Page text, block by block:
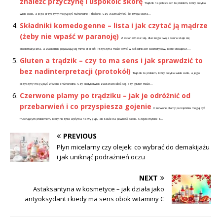
Trądzik na policzkach to problem, który dotyka
wiele osób, a jego przyczyny mogą być różnorodne i złożone. Czy zauważyłeś, że Twoja skóra...
Składniki komedogenne – lista i jak czytać ją mądrze
(żeby nie wpaść w paranoję)
Zastanawiasz się, dlaczego twoja skóra staje się
problematyczna, a zaskórniki pojawiają się mimo starań? Przyczyna może tkwić w składnikach kosmetyków, które stosujesz....
Gluten a trądzik – czy to ma sens i jak sprawdzić to
bez nadinterpretacji (protokół)
Trądzik to problem, który dotyka wiele osób, a jego
przyczyny mogą być złożone i różnorodne. Czy kiedykolwiek zastanawiałeś się, czy gluten może...
Czerwone plamy po trądziku – jak je odróżnić od
przebarwień i co przyspiesza gojenie
Czerwone plamy po trądziku mogą być
frustrującym problemem, który nie tylko wpływa na wygląd, ale także na pewność siebie. Często mylone z...
PREVIOUS
Płyn micelarny czy olejek: co wybrać do demakijażu
i jak uniknąć podrażnień oczu
NEXT
Astaksantyna w kosmetyce – jak działa jako
antyoksydant i kiedy ma sens obok witaminy C